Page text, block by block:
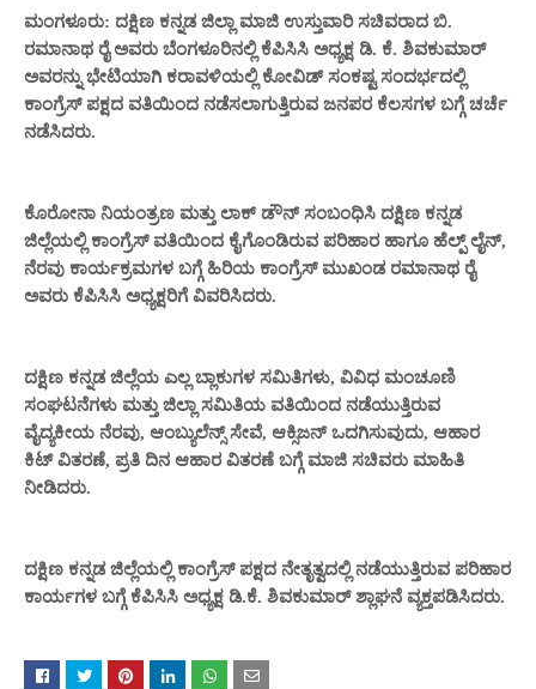
ಮಂಗಳೂರು: ದಕ್ಷಿಣ ಕನ್ನಡ ಜಿಲ್ಲಾ ಮಾಜಿ ಉಸ್ತುವಾರಿ ಸಚಿವರಾದ ಬಿ.
ರಮಾನಾಥ ರೈ ಅವರು ಬೆಂಗಳೂರಿನಲ್ಲಿ ಕೆಪಿಸಿಸಿ ಅಧ್ಯಕ್ಷ ಡಿ. ಕೆ. ಶಿವಕುಮಾರ್
ಅವರನ್ನು ಭೇಟಿಯಾಗಿ ಕರಾವಳಿಯಲ್ಲಿ ಕೋವಿಡ್ ಸಂಕಷ್ಟ ಸಂದರ್ಭದಲ್ಲಿ
ಕಾಂಗ್ರೆಸ್ ಪಕ್ಷದ ವತಿಯಿಂದ ನಡೆಸಲಾಗುತ್ತಿರುವ ಜನಪರ ಕೆಲಸಗಳ ಬಗ್ಗೆ ಚರ್ಚೆ
ನಡೆಸಿದರು.
ಕೊರೋನಾ ನಿಯಂತ್ರಣ ಮತ್ತು ಲಾಕ್ ಡೌನ್ ಸಂಬಂಧಿಸಿ ದಕ್ಷಿಣ ಕನ್ನಡ
ಜಿಲ್ಲೆಯಲ್ಲಿ ಕಾಂಗ್ರೆಸ್ ವತಿಯಿಂದ ಕೈಗೊಂಡಿರುವ ಪರಿಹಾರ ಹಾಗೂ ಹೆಲ್ಪ್ ಲೈನ್,
ನೆರವು ಕಾರ್ಯಕ್ರಮಗಳ ಬಗ್ಗೆ ಹಿರಿಯ ಕಾಂಗ್ರೆಸ್ ಮುಖಂಡ ರಮಾನಾಥ ರೈ
ಅವರು ಕೆಪಿಸಿಸಿ ಅಧ್ಯಕ್ಷರಿಗೆ ವಿವರಿಸಿದರು.
ದಕ್ಷಿಣ ಕನ್ನಡ ಜಿಲ್ಲೆಯ ಎಲ್ಲ ಬ್ಲಾಕುಗಳ ಸಮಿತಿಗಳು, ವಿವಿಧ ಮಂಚೂಣಿ
ಸಂಘಟನೆಗಳು ಮತ್ತು ಜಿಲ್ಲಾ ಸಮಿತಿಯ ವತಿಯಿಂದ ನಡೆಯುತ್ತಿರುವ
ವೈದ್ಯಕೀಯ ನೆರವು, ಆಂಬ್ಯುಲೆನ್ಸ್ ಸೇವೆ, ಆಕ್ಸಿಜನ್ ಒದಗಿಸುವುದು, ಆಹಾರ
ಕಿಟ್ ವಿತರಣೆ, ಪ್ರತಿ ದಿನ ಆಹಾರ ವಿತರಣೆ ಬಗ್ಗೆ ಮಾಜಿ ಸಚಿವರು ಮಾಹಿತಿ
ನೀಡಿದರು.
ದಕ್ಷಿಣ ಕನ್ನಡ ಜಿಲ್ಲೆಯಲ್ಲಿ ಕಾಂಗ್ರೆಸ್ ಪಕ್ಷದ ನೇತೃತ್ವದಲ್ಲಿ ನಡೆಯುತ್ತಿರುವ ಪರಿಹಾರ
ಕಾರ್ಯಗಳ ಬಗ್ಗೆ ಕೆಪಿಸಿಸಿ ಅಧ್ಯಕ್ಷ ಡಿ.ಕೆ. ಶಿವಕುಮಾರ್ ಶ್ಲಾಘನೆ ವ್ಯಕ್ತಪಡಿಸಿದರು.